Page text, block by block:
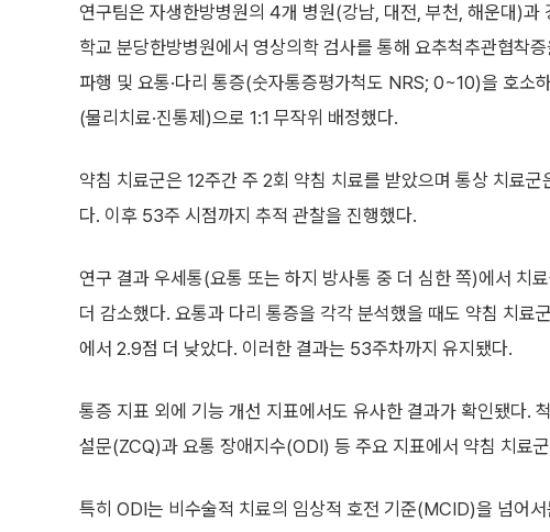
연구팀은 자생한방병원의 4개 병원(강남, 대전, 부천, 해운대)
학교 분당한방병원에서 영상의학 검사를 통해 요추척추관협착
파행 및 요통·다리 통증(숫자통증평가척도 NRS; 0~10)을 호
(물리치료·진통제)으로 1:1 무작위 배정했다.
약침 치료군은 12주간 주 2회 약침 치료를 받았으며 통상 치료
다. 이후 53주 시점까지 추적 관찰을 진행했다.
연구 결과 우세통(요통 또는 하지 방사통 중 더 심한 쪽)에서 치
더 감소했다. 요통과 다리 통증을 각각 분석했을 때도 약침 치
에서 2.9점 더 낮았다. 이러한 결과는 53주차까지 유지됐다.
통증 지표 외에 기능 개선 지표에서도 유사한 결과가 확인됐다.
설문(ZCQ)과 요통 장애지수(ODI) 등 주요 지표에서 약침 치료
특히 ODI는 비수술적 치료의 임상적 호전 기준(MCID)을 넘어